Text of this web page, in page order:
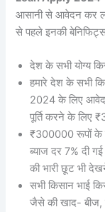
आसानी से आवेदन कर
से पहले इनकी
देश के सभी योग्य
हमारे देश के सभी
2024 के लिए
पूर्ति करने के लिए
₹300000 रूपों के
ब्याज दर 7% दी
की भारी छूट भी
सभी किसान भाई
जैसे की खाद- बीज,